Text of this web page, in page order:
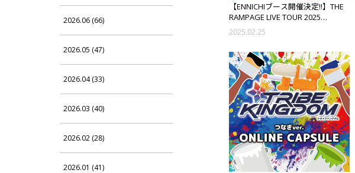
2026.06 (66)
2026.05 (47)
2026.04 (33)
2026.03 (40)
2026.02 (28)
2026.01 (41)
【ENNICHIブース開催決定!!】THE
RAMPAGE LIVE TOUR 2025
"PRIMAL SPIDER"
2025.02.25